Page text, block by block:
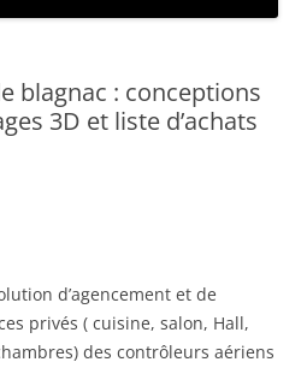
blagnac : conceptions
3D et liste d’achats
d’agencement et de
privés ( cuisine, salon, Hall,
des contrôleurs aériens